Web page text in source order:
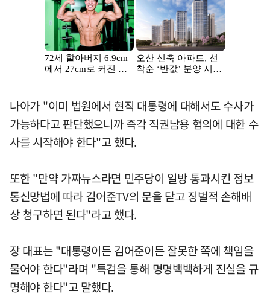
나아가 "이미 법원에서 현직 대통령에 대해서도 수사가
가능하다고 판단했으니까 즉각 직권남용 혐의에 대한 수
사를 시작해야 한다"고 했다.
또한 "만약 가짜뉴스라면 민주당이 일방 통과시킨 정보
통신망법에 따라 김어준TV의 문을 닫고 징벌적 손해배
상 청구하면 된다"라고 했다.
장 대표는 "대통령이든 김어준이든 잘못한 쪽에 책임을
물어야 한다"라며 "특검을 통해 명명백백하게 진실을 규
명해야 한다"고 말했다.